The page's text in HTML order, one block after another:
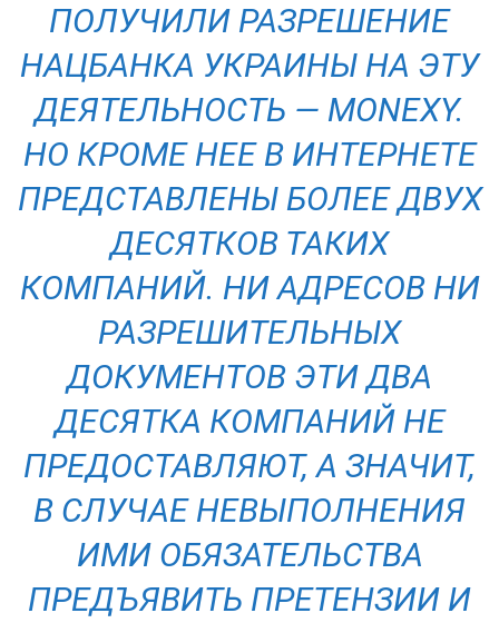
ПОЛУЧИЛИ РАЗРЕШЕНИЕ
НАЦБАНКА УКРАИНЫ НА ЭТУ
ДЕЯТЕЛЬНОСТЬ — MONEXY.
НО КРОМЕ НЕЕ В ИНТЕРНЕТЕ
ПРЕДСТАВЛЕНЫ БОЛЕЕ ДВУХ
ДЕСЯТКОВ ТАКИХ
КОМПАНИЙ. НИ АДРЕСОВ НИ
РАЗРЕШИТЕЛЬНЫХ
ДОКУМЕНТОВ ЭТИ ДВА
ДЕСЯТКА КОМПАНИЙ НЕ
ПРЕДОСТАВЛЯЮТ, А ЗНАЧИТ,
В СЛУЧАЕ НЕВЫПОЛНЕНИЯ
ИМИ ОБЯЗАТЕЛЬСТВА
ПРЕДЪЯВИТЬ ПРЕТЕНЗИИ И